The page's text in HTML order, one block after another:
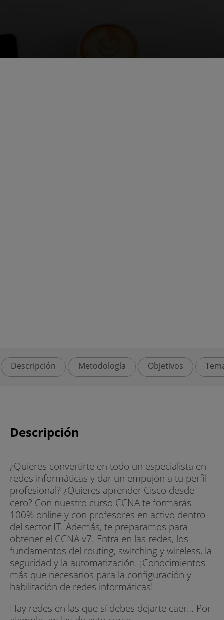
Descripción Metodología Objetivos
Descripción
¿Quieres convertirte en todo un especialista en
redes informáticas y dar un empujón a tu perfil
profesional? ¿Quieres aprender Cisco desde
cero? Con nuestro curso CCNA te formarás
100% online y con profesores en activo dentro
del sector IT. Además, te preparamos para
obtener el CCNA v7. Entra en las redes, los
fundamentos del routing, switching y wireless, la
seguridad y la automatización. ¡Conocimientos
más que necesarios para la configuración y
habilitación de redes informáticas!
Hay redes en las que sí debes dejarte caer… Por